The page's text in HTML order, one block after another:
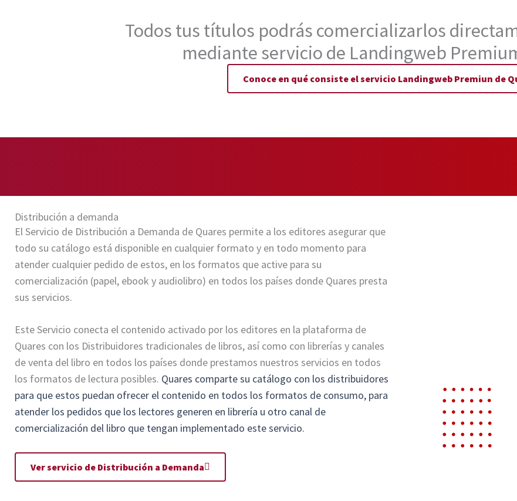
Todos tus títulos podrás comercializarlos
mediante servicio de Landingweb
Conoce en qué consiste el servicio Landingweb Premiun de
Distribución a demanda
El Servicio de Distribución a Demanda de Quares permite a los editores asegurar que
todo su catálogo está disponible en cualquier formato y en todo momento para
atender cualquier pedido de estos, en los formatos que active para su
comercialización (papel, ebook y audiolibro) en todos los países donde Quares presta
sus servicios.
Este Servicio conecta el contenido activado por los editores en la plataforma de
Quares con los Distribuidores tradicionales de libros, así como con librerías y canales
de venta del libro en todos los países donde prestamos nuestros servicios en todos
los formatos de lectura posibles. Quares comparte su catálogo con los distribuidores
para que estos puedan ofrecer el contenido en todos los formatos de consumo, para
atender los pedidos que los lectores generen en librería u otro canal de
comercialización del libro que tengan implementado este servicio.
Ver servicio de Distribución a Demanda